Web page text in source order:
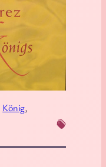
König